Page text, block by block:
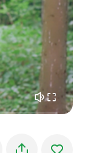
02:00
02:00
02:00
02:00